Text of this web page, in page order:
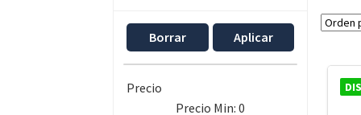
Borrar Aplicar
Precio
Precio Min:0